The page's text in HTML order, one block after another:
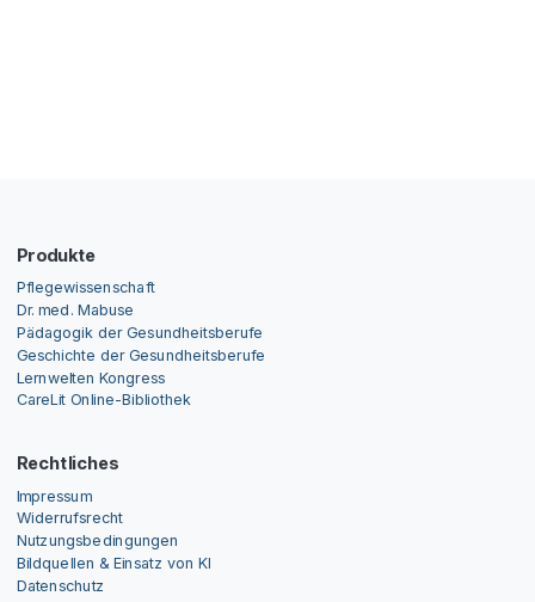
Produkte
Pflegewissenschaft
Dr. med. Mabuse
Pädagogik der Gesundheitsberufe
Geschichte der Gesundheitsberufe
Lernwelten Kongress
CareLit Online-Bibliothek
Rechtliches
Impressum
Widerrufsrecht
Nutzungsbedingungen
Bildquellen & Einsatz von KI
Datenschutz